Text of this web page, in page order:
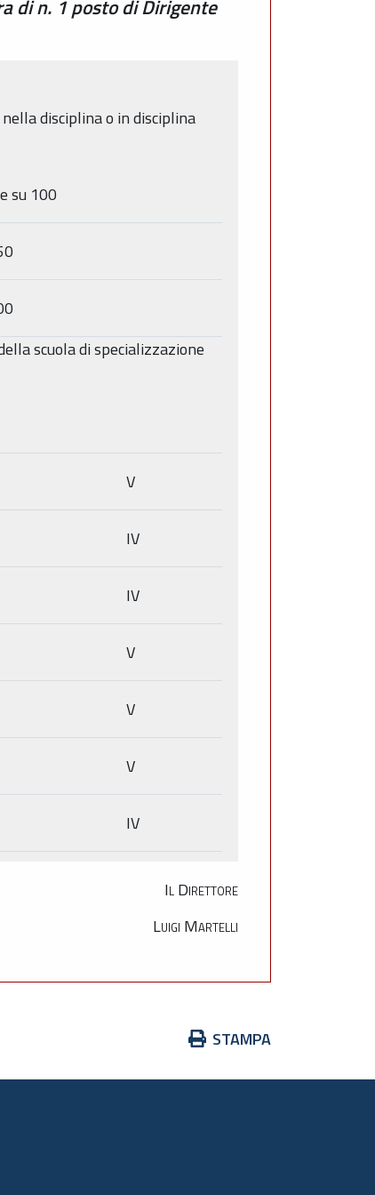
di n. 1 posto di Dirigente
disciplina o in disciplina
su 100
scuola di specializzazione
V
IV
IV
V
V
V
IV
Il Direttore
Luigi Martelli
Azioni
documento
STAMPA